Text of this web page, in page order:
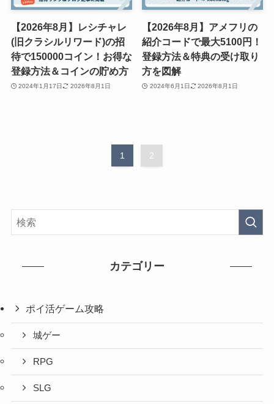
【2026年8月】レシチャレ
(旧クラシルリワード)の招
待で150000コイン！お得な
登録方法＆コインの貯め方
2024年1月17日 2026年8月1日
【2026年8月】アメフリの
紹介コードで最大5100円！
登録方法＆特典の受け取り
方を図解
2024年6月1日 2026年8月1日
1 2
カテゴリー
ポイ活ゲーム攻略
城ゲー
RPG
SLG